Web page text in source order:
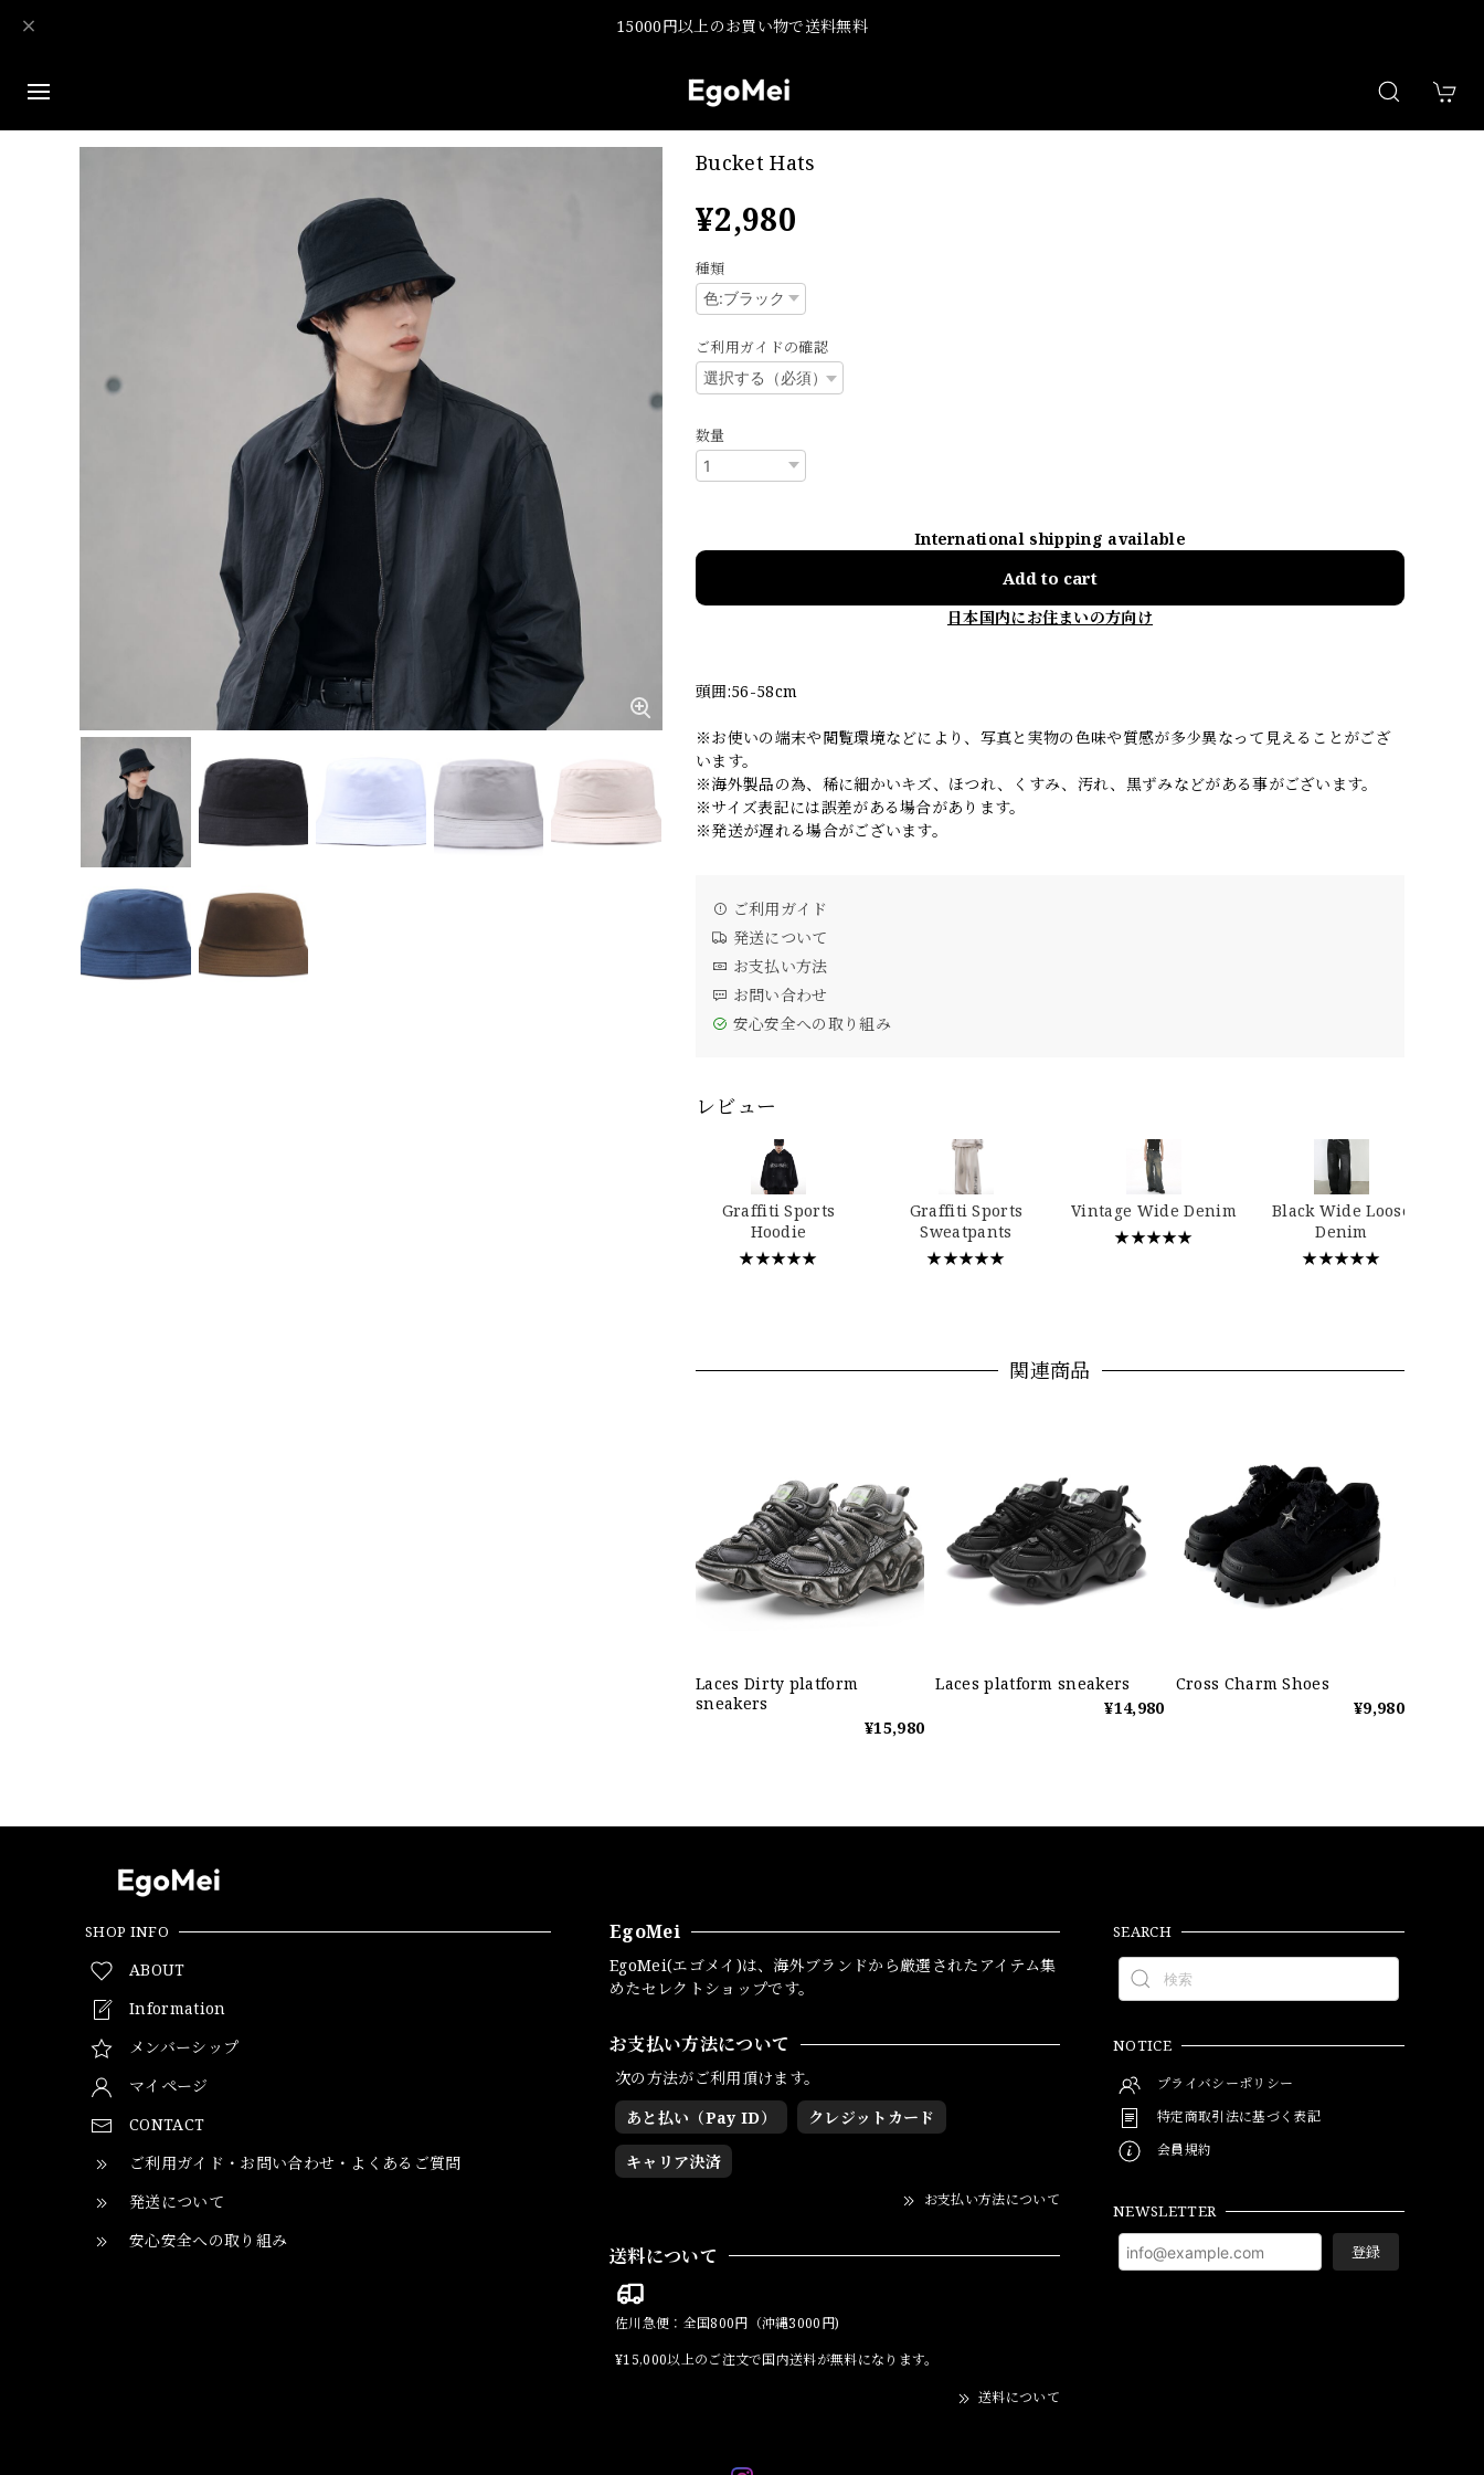
15000円以上のお買い物で送料無料
Bucket Hats
¥2,980
種類
ご利用ガイドの確認
数量
International shipping available
Add to cart
日本国内にお住まいの方向け
頭囲:56-58cm
※お使いの端末や閲覧環境などにより、写真と実物の色味や質感が多少異なって見えることがござ
います。
※海外製品の為、稀に細かいキズ、ほつれ、くすみ、汚れ、黒ずみなどがある事がございます。
※サイズ表記には誤差がある場合があります。
※発送が遅れる場合がございます。
ご利用ガイド
発送について
お支払い方法
お問い合わせ
安心安全への取り組み
レビュー
Graffiti Sports
Hoodie
★★★★★
Graffiti Sports
Sweatpants
★★★★★
Vintage Wide Denim
★★★★★
Black Wide Loose
Denim
★★★★★
関連商品
Laces Dirty platform
sneakers
¥15,980
Laces platform sneakers
¥14,980
Cross Charm Shoes
¥9,980
SHOP INFO
ABOUT
Information
メンバーシップ
マイページ
CONTACT
ご利用ガイド・お問い合わせ・よくあるご質問
発送について
安心安全への取り組み
EgoMei
EgoMei(エゴメイ)は、海外ブランドから厳選されたアイテム集
めたセレクトショップです。
お支払い方法について
次の方法がご利用頂けます。
あと払い（Pay ID）
クレジットカード
キャリア決済
お支払い方法について
送料について
佐川急便：全国800円（沖縄3000円)
¥15,000以上のご注文で国内送料が無料になります。
送料について
SEARCH
NOTICE
プライバシーポリシー
特定商取引法に基づく表記
会員規約
NEWSLETTER
登録